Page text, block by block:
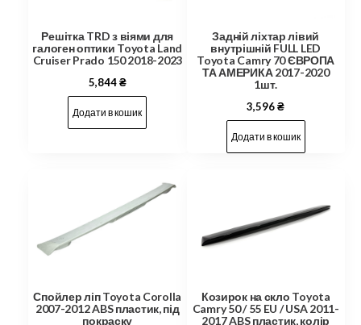
Решітка TRD з віями для
галоген оптики Toyota Land
Cruiser Prado 150 2018-2023
5,844₴
Додати в кошик
Задній ліхтар лівий
внутрішній FULL LED
Toyota Camry 70 ЄВРОПА
ТА АМЕРИКА 2017-2020
1шт.
3,596₴
Додати в кошик
Спойлер ліп Toyota Corolla
2007-2012 ABS пластик, під
покраску
Козирок на скло Toyota
Camry 50 / 55 EU / USA 2011-
2017 ABS пластик, колір